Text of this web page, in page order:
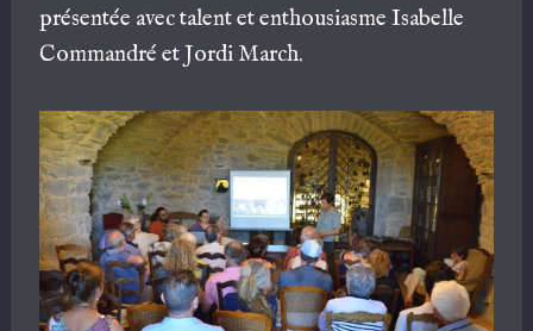
présentée avec talent et enthousiasme Isabelle
Commandré et Jordi March.